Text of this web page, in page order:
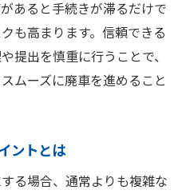
あると手続きが滞るだけで
も高まります。信頼できる
提出を慎重に行うことで、
ムーズに廃車を進めること
ントとは
る場合、通常よりも複雑な